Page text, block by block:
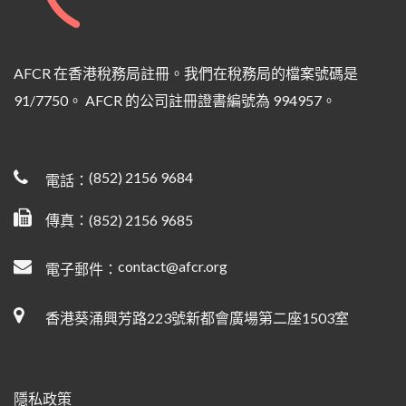
AFCR 在香港稅務局註冊。我們在稅務局的檔案號碼是
91/7750。 AFCR 的公司註冊證書編號為 994957。
電話： (852) 2156 9684
傳真：(852) 2156 9685
電子郵件： contact@afcr.org
香港葵涌興芳路223號新都會廣場第二座1503室
隱私政策